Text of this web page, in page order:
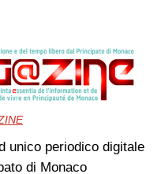
unico periodico digitale
di Monaco